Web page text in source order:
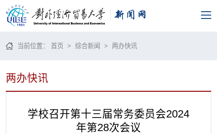
当前位置：首页 >综合新闻 > 两办快讯
两办快讯
学校召开第十三届常务委员会2024
年第28次会议